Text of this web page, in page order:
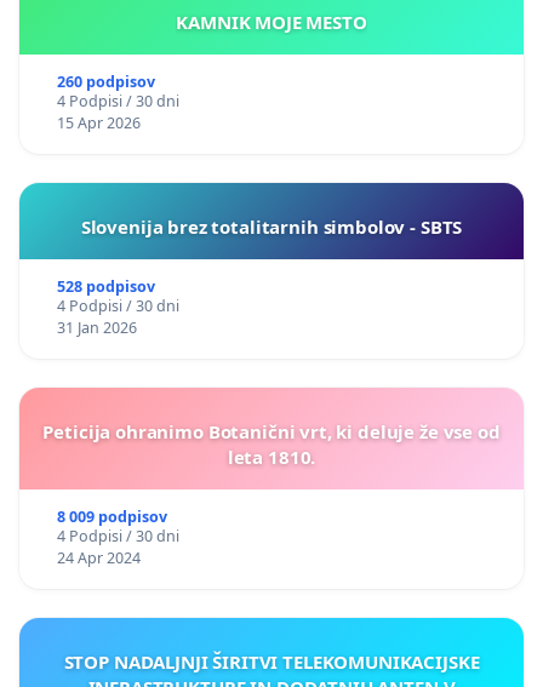
KAMNIK MOJE MESTO
260 podpisov
4 Podpisi / 30 dni
15 Apr 2026
Slovenija brez totalitarnih simbolov - SBTS
528 podpisov
4 Podpisi / 30 dni
31 Jan 2026
Peticija ohranimo Botanični vrt, ki deluje že vse od
leta 1810.
8 009 podpisov
4 Podpisi / 30 dni
24 Apr 2024
STOP NADALJNJI ŠIRITVI TELEKOMUNIKACIJSKE